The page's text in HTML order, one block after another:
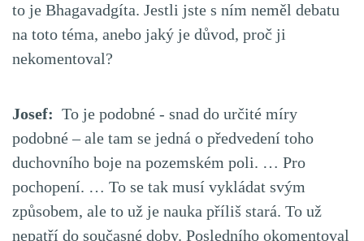
to je Bhagavadgíta. Jestli jste s ním neměl debatu
na toto téma, anebo jaký je důvod, proč ji
nekomentoval?
Josef: To je podobné - snad do určité míry
podobné – ale tam se jedná o předvedení toho
duchovního boje na pozemském poli. … Pro
pochopení. … To se tak musí vykládat svým
způsobem, ale to už je nauka příliš stará. To už
nepatří do současné doby. Posledního okomentoval